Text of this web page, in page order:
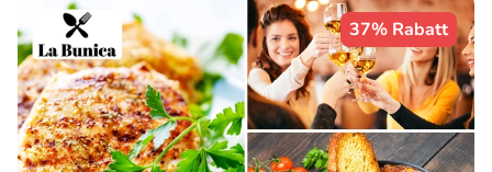
37% Rabatt